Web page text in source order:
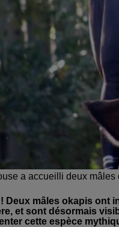
a accueilli deux
! Deux mâles okapis
et sont désormais
cette espèce